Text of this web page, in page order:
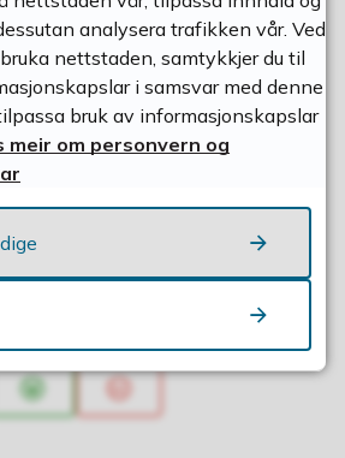
det du leita etter?
Ja Nei
analysera trafikken vår. Ved
nettstaden, samtykkjer du til
i samsvar med denne
bruk av informasjonskapslar
meir om personvern og